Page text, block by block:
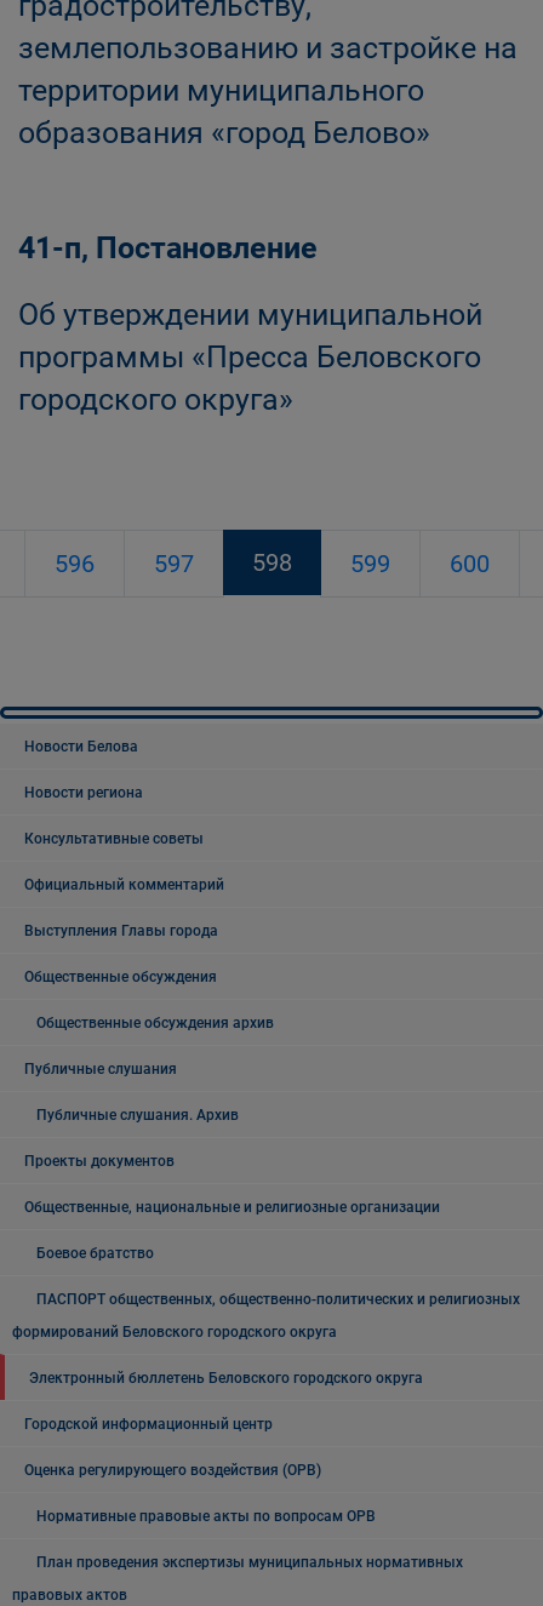
землепользованию и застройке на
территории муниципального
образования «город Белово»
41-п, Постановление
Об утверждении муниципальной
программы «Пресса Беловского
городского округа»
596 597 598 599 600
Новости Белова
Новости региона
Консультативные советы
Официальный комментарий
Выступления Главы города
Общественные обсуждения
Общественные обсуждения архив
Публичные слушания
Публичные слушания. Архив
Проекты документов
Общественные, национальные и религиозные организации
Боевое братство
ПАСПОРТ общественных, общественно-политических и религиозных
формирований Беловского городского округа
Электронный бюллетень Беловского городского округа
Городской информационный центр
Оценка регулирующего воздействия (ОРВ)
Нормативные правовые акты по вопросам ОРВ
План проведения экспертизы муниципальных нормативных
правовых актов